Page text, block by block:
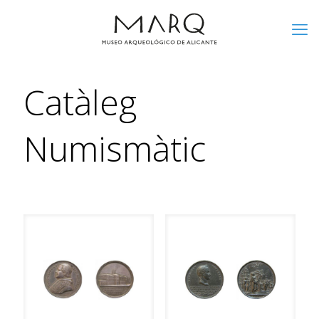
Catàleg
Numismàtic